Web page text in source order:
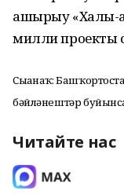
ашырыу «Халыҡ-
милли проекты
Сығанаҡ:
бәйләнештәр
Читайте нас